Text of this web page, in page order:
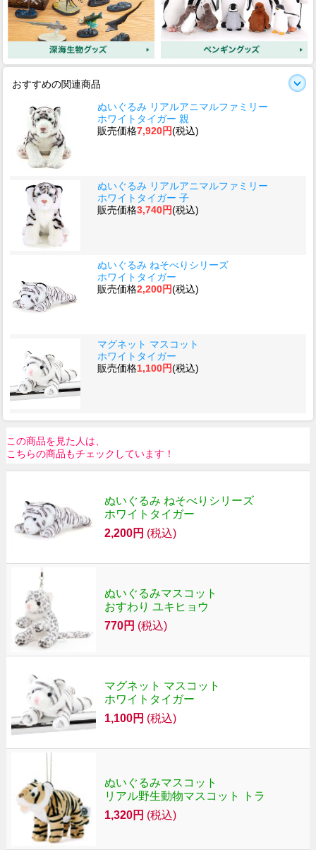
おすすめの関連商品
ぬいぐるみ リアルアニマルファミリー
ホワイトタイガー 親
販売価格7,920円(税込)
ぬいぐるみ リアルアニマルファミリー
ホワイトタイガー 子
販売価格3,740円(税込)
ぬいぐるみ ねそべりシリーズ
ホワイトタイガー
販売価格2,200円(税込)
マグネット マスコット
ホワイトタイガー
販売価格1,100円(税込)
この商品を見た人は、
こちらの商品もチェックしています！
ぬいぐるみ ねそべりシリーズ
ホワイトタイガー
2,200円 (税込)
ぬいぐるみマスコット
おすわり ユキヒョウ
770円 (税込)
マグネット マスコット
ホワイトタイガー
1,100円 (税込)
ぬいぐるみマスコット
リアル野生動物マスコット トラ
1,320円 (税込)